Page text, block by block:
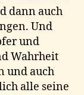
dann auch
Und
und
Wahrheit
und auch
alle seine